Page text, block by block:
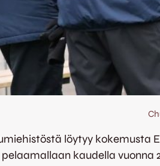
löytyy kokemusta
pelaamallaan kaudella